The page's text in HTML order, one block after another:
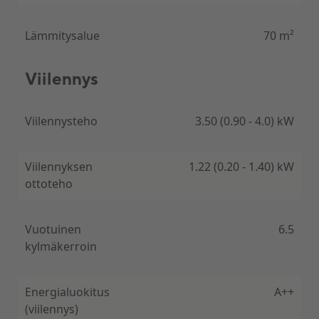
älykkyyttä ja tehokkuutta jäähdytysratkaisussa.
tekoälyominaisuudet takaavat optimoidun
automaattisesti, varmistaen optimaalisen lämpötilan
ja energiansäästön.
Single User – yhden käyttäjän ohjelma. Tämä
Lämmitysalue 70 m²
Viilennys
Viilennysteho 3.50 (0.90 - 4.0) kW
Viilennyksen
ottoteho
1.22 (0.20 - 1.40) kW
Vuotuinen
kylmäkerroin
6.5
Energialuokitus
(viilennys)
A++